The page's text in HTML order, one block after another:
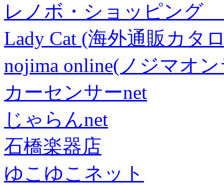
レノボ・ショッピング
Lady Cat (海外通販カタ
nojima online(ノジマオ
カーセンサーnet
じゃらんnet
石橋楽器店
ゆこゆこネット